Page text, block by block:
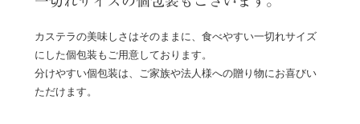
カステラの美味しさはそのままに、食べやすい一切れサイズ
にした個包装もご用意しております。
分けやすい個包装は、ご家族や法人様への贈り物にお喜びい
ただけます。